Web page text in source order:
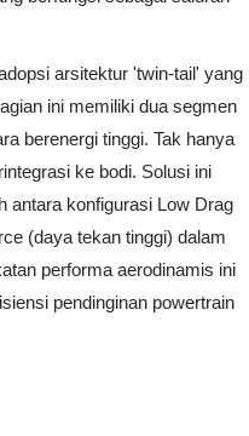
arsitektur 'twin-tail' yang
ini memiliki dua segmen
berenergi tinggi. Tak hanya
ke bodi. Solusi ini
antara konfigurasi Low Drag
(daya tekan tinggi) dalam
performa aerodinamis ini
pendinginan powertrain